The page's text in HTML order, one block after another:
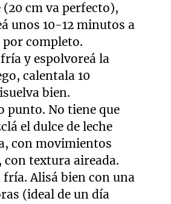
cm va perfecto),
unos 10-12 minutos a
por completo.
y espolvoreá la
calentala 10
bien.
punto. No tiene que
el dulce de leche
con movimientos
con textura aireada.
fría. Alisá bien con una
(ideal de un día